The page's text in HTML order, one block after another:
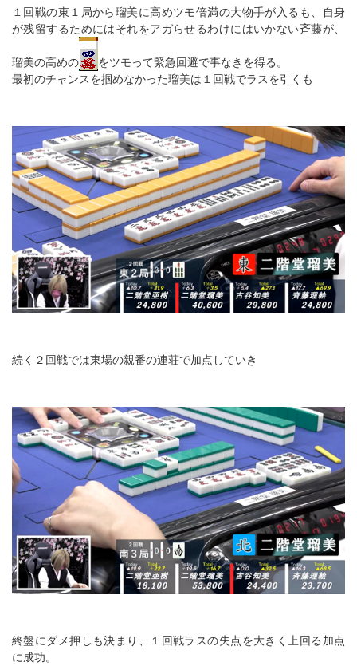
１回戦の東１局から瑠美に高めツモ倍満の大物手が入るも、自身
が残留するためにはそれをアガらせるわけにはいかない斉藤が、
瑠美の高めの
をツモって緊急回避で事なきを得る。
最初のチャンスを掴めなかった瑠美は１回戦でラスを引くも
続く２回戦では東場の親番の連荘で加点していき
終盤にダメ押しも決まり、１回戦ラスの失点を大きく上回る加点
に成功。